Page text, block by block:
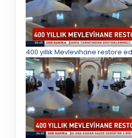
400 yıllık Mevlevihane restore